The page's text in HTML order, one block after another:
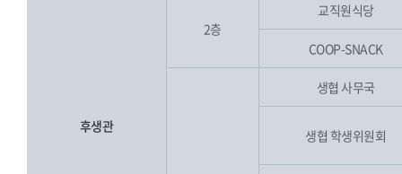
후생관
2층
교직원식당
COOP-SNACK
생협 사무국
생협 학생위원회